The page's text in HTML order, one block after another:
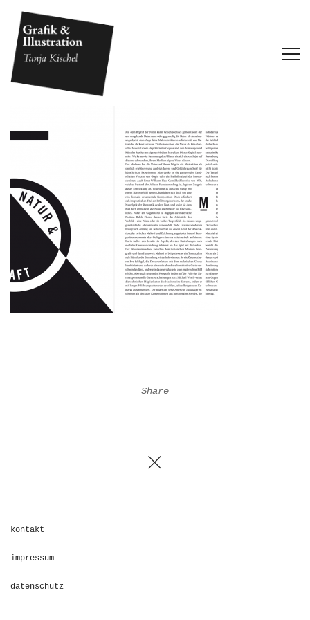
Share
kontakt
impressum
datenschutz